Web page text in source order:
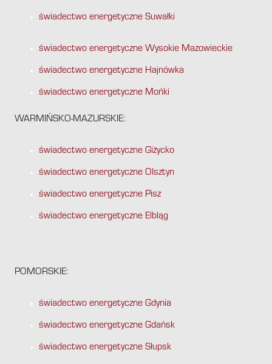
świadectwo energetyczne Suwałki
świadectwo energetyczne Wysokie Mazowieckie
świadectwo energetyczne Hajnówka
świadectwo energetyczne Mońki
WARMIŃSKO-MAZURSKIE:
świadectwo energetyczne Giżycko
świadectwo energetyczne Olsztyn
świadectwo energetyczne Pisz
świadectwo energetyczne Elbląg
POMORSKIE:
świadectwo energetyczne Gdynia
świadectwo energetyczne Gdańsk
świadectwo energetyczne Słupsk